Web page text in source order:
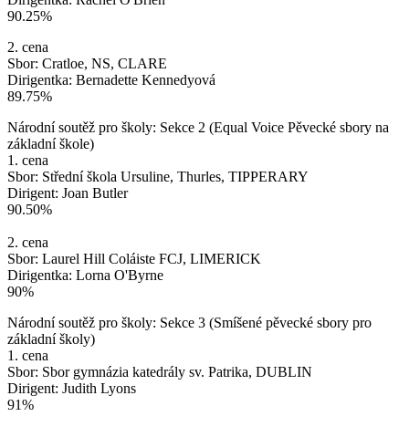
90.25%
2. cena
Sbor: Cratloe, NS, CLARE
Dirigentka: Bernadette Kennedyová
89.75%
Národní soutěž pro školy: Sekce 2 (Equal Voice Pěvecké sbory na
základní škole)
1. cena
Sbor: Střední škola Ursuline, Thurles, TIPPERARY
Dirigent: Joan Butler
90.50%
2. cena
Sbor: Laurel Hill Coláiste FCJ, LIMERICK
Dirigentka: Lorna O'Byrne
90%
Národní soutěž pro školy: Sekce 3 (Smíšené pěvecké sbory pro
základní školy)
1. cena
Sbor: Sbor gymnázia katedrály sv. Patrika, DUBLIN
Dirigent: Judith Lyons
91%